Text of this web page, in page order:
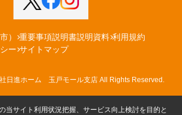
） 重要事項説明書説明資料 利用規約
ー サイトマップ
日進ホーム 玉戸モール支店 All Rights Reserved.
当サイト利用状況把握、サービス向上検討を目的と